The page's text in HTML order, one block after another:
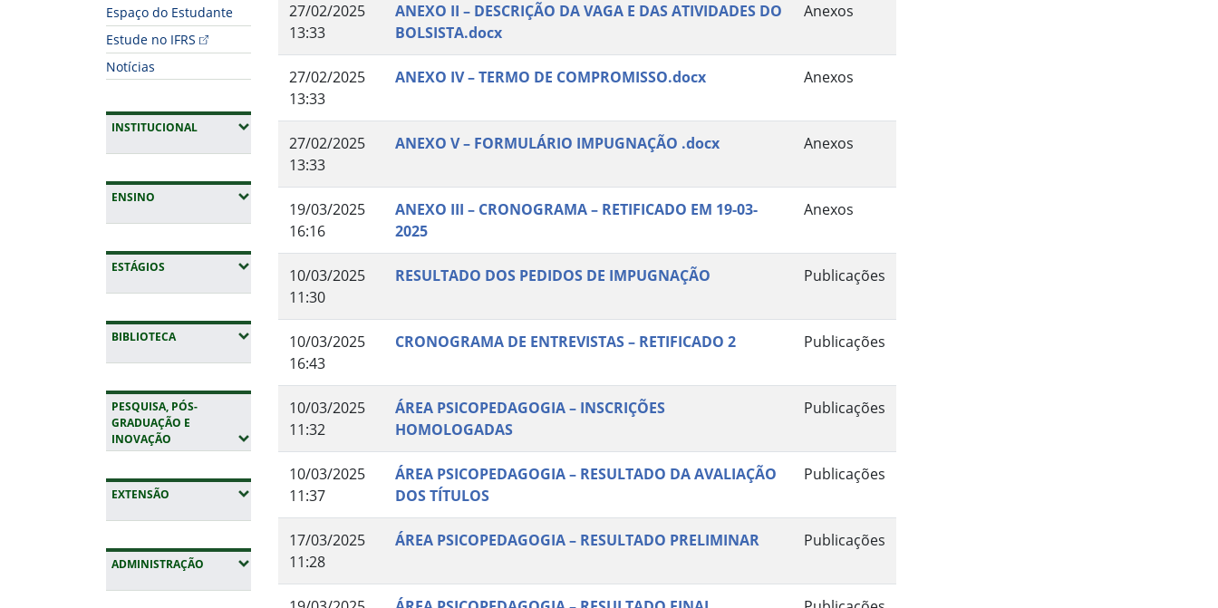
Espaço do Estudante
Estude no IFRS
Notícias
INSTITUCIONAL(EXPANDIR SUBMENUS)
ENSINO (EXPANDIR SUBMENUS)
ESTÁGIOS (EXPANDIR SUBMENUS)
BIBLIOTECA(EXPANDIR SUBMENUS)
PESQUISA, PÓS-
GRADUAÇÃO E
INOVAÇÃO (EXPANDIR SUBMENUS)
EXTENSÃO (EXPANDIR SUBMENUS)
ADMINISTRAÇÃO (EXPANDIR SUBMENUS)
27/02/2025
13:33
ANEXO II – DESCRIÇÃO DA VAGA E DAS ATIVIDADES DO
BOLSISTA.docx
Anexos
27/02/2025
13:33
ANEXO IV – TERMO DE COMPROMISSO.docx Anexos
27/02/2025
13:33
ANEXO V – FORMULÁRIO IMPUGNAÇÃO .docx Anexos
19/03/2025
16:16
ANEXO III – CRONOGRAMA – RETIFICADO EM 19-03-
2025
Anexos
10/03/2025
11:30
RESULTADO DOS PEDIDOS DE IMPUGNAÇÃO Publicações
10/03/2025
16:43
CRONOGRAMA DE ENTREVISTAS – RETIFICADO 2 Publicações
10/03/2025
11:32
ÁREA PSICOPEDAGOGIA – INSCRIÇÕES
HOMOLOGADAS
Publicações
10/03/2025
11:37
ÁREA PSICOPEDAGOGIA – RESULTADO DA AVALIAÇÃO
DOS TÍTULOS
Publicações
17/03/2025
11:28
ÁREA PSICOPEDAGOGIA – RESULTADO PRELIMINAR Publicações